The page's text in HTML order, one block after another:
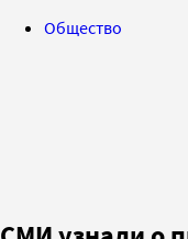
Общество